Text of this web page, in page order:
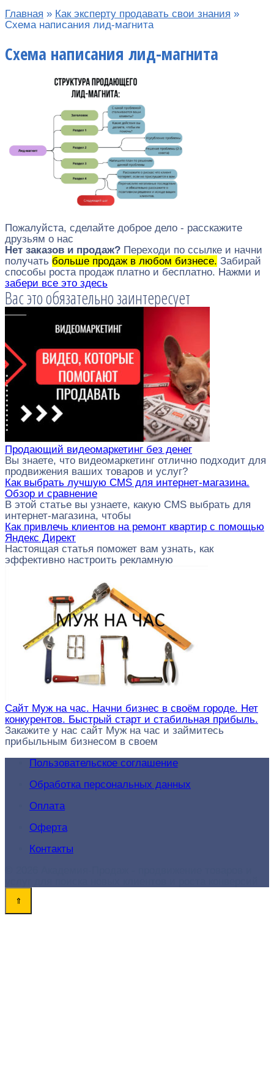
Главная » Как эксперту продавать свои знания »
Схема написания лид-магнита
Схема написания лид-магнита
Пожалуйста, сделайте доброе дело - расскажите
друзьям о нас
Нет заказов и продаж? Переходи по ссылке и начни
получать больше продаж в любом бизнесе. Забирай
способы роста продаж платно и бесплатно. Нажми и
забери все это здесь
Вас это обязательно заинтересует
Продающий видеомаркетинг без денег
Вы знаете, что видеомаркетинг отлично подходит для
продвижения ваших товаров и услуг?
Как выбрать лучшую CMS для интернет-магазина.
Обзор и сравнение
В этой статье вы узнаете, какую CMS выбрать для
интернет-магазина, чтобы
Как привлечь клиентов на ремонт квартир с помощью
Яндекс Директ
Настоящая статья поможет вам узнать, как
эффективно настроить рекламную
Сайт Муж на час. Начни бизнес в своём городе. Нет
конкурентов. Быстрый старт и стабильная прибыль.
Закажите у нас сайт Муж на час и займитесь
прибыльным бизнесом в своем
Пользовательское соглашение
Обработка персональных данных
Оплата
Оферта
Контакты